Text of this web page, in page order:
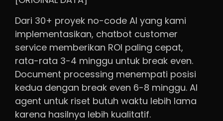
Dari 30+ proyek no-code AI yang kami
implementasikan, chatbot customer
service memberikan ROI paling cepat,
rata-rata 3-4 minggu untuk break even.
Document processing menempati posisi
kedua dengan break even 6-8 minggu. AI
agent untuk riset butuh waktu lebih lama
karena hasilnya lebih kualitatif.